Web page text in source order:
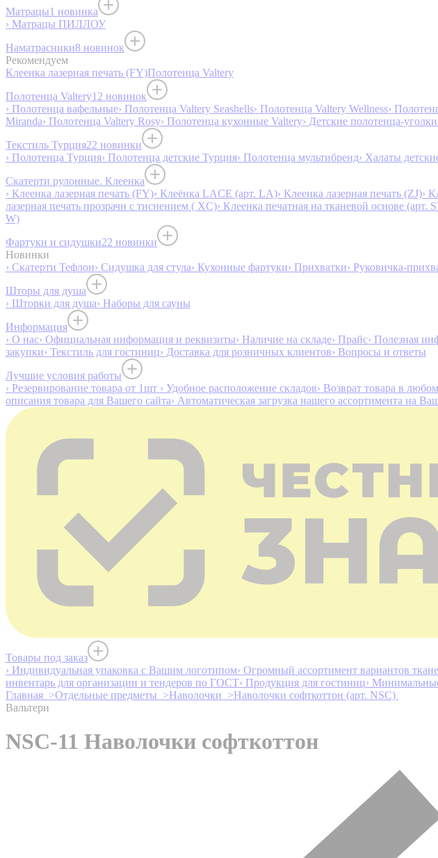
Матрацы1 новинка
› Матрацы ПИЛЛОУ
Наматрасники8 новинок
Рекомендуем
Клеенка лазерная печать (FY)Полотенца Valtery
Полотенца Valtery12 новинок
› Полотенца вафельные› Полотенца Valtery Seashells› Полотенца Valtery Wellness›
Miranda› Полотенца Valtery Rosy› Полотенца кухонные Valtery› Детские полотенца-
Текстиль Турция22 новинки
› Полотенца Турция› Полотенца детские Турция› Полотенца мультибренд› Халаты
Скатерти рулонные. Клеенка
› Клеенка лазерная печать (FY)› Клеёнка LACE (арт. LA)› Клеенка лазерная печать (ZJ)›
лазерная печать прозрачн с тиснением ( XC)› Клеенка печатная на тканевой основе (арт.
W)
Фартуки и сидушки22 новинки
Новинки
› Скатерти Тефлон› Сидушка для стула› Кухонные фартуки› Прихватки› Руковичка-
Шторы для душа
› Шторки для душа› Наборы для сауны
Информация
› О нас› Официальная информация и реквизиты› Наличие на складе› Прайс› Полезная
закупки› Текстиль для гостиниц› Доставка для розничных клиентов› Вопросы и ответы
Лучшие условия работы
› Резервирование товара от 1шт › Удобное расположение складов› Возврат товара в
описания товара для Вашего сайта› Автоматическая загрузка нашего ассортимента на
Товары под заказ
› Индивидуальная упаковка с Вашим логотипом› Огромный ассортимент вариантов
инвентарь для организации и тендеров по ГОСТ› Продукция для гостиниц›
Главная >Отдельные предметы >Наволочки >Наволочки софткоттон (арт. NSC)
Вальтери
NSC-11 Наволочки софткоттон